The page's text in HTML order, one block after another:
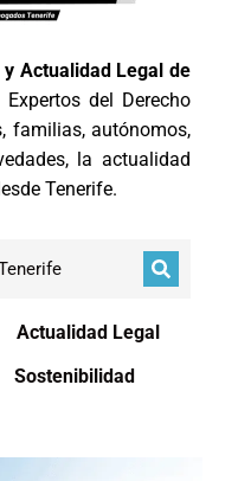
Actualidad Legal de
Expertos del Derecho
familias, autónomos,
la actualidad
Tenerife.
Actualidad Legal
Sostenibilidad